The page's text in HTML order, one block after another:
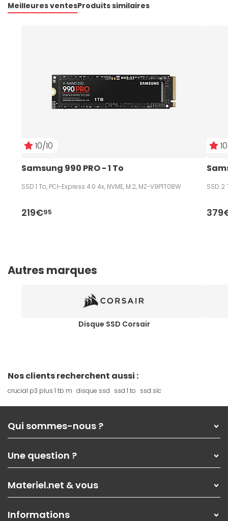
Meilleures ventesProduits similaires
10/10
Samsung 990 PRO - 1 To
SSD 1 To, PCI-Express 4.0 4x, NVME, M.2, MZ-V9P1T0BW
219€95
SSD 2
Autres marques
Disque SSD Corsair
Nos clients recherchent aussi :
crucial p3 plus 1 tb m disque ssd ssd 1 to ssd slc
Qui sommes-nous ?
Nos services
Les magasins Materiel.net
Nos solutions pour les pros
Contactez-nous
Une question ?
Paiement, livraison
Garanties,Pack Zen
SAV, demander un retour
Materiel.net & vous
On rachète votre carte graphique
Informations